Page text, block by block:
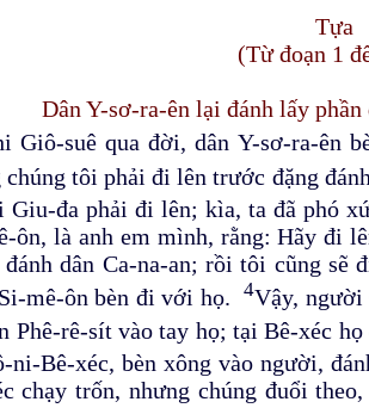
Tựa
(Từ đoạn 1
Dân Y-sơ-ra-ên lại đánh lấy
Giô-suê qua đời, dân Y-sơ-ra-ên
tôi phải đi lên trước đặng
Giu-đa phải đi lên; kìa, ta đã phó
ôn, là anh em mình, rằng: Hãy đi
đánh dân Ca-na-an; rồi tôi cũng sẽ
mê-ôn bèn đi với họ.4Vậy, người
Phê-rê-sít vào tay họ; tại Bê-xéc
ni-Bê-xéc, bèn xông vào người,
chạy trốn, nhưng chúng đuổi